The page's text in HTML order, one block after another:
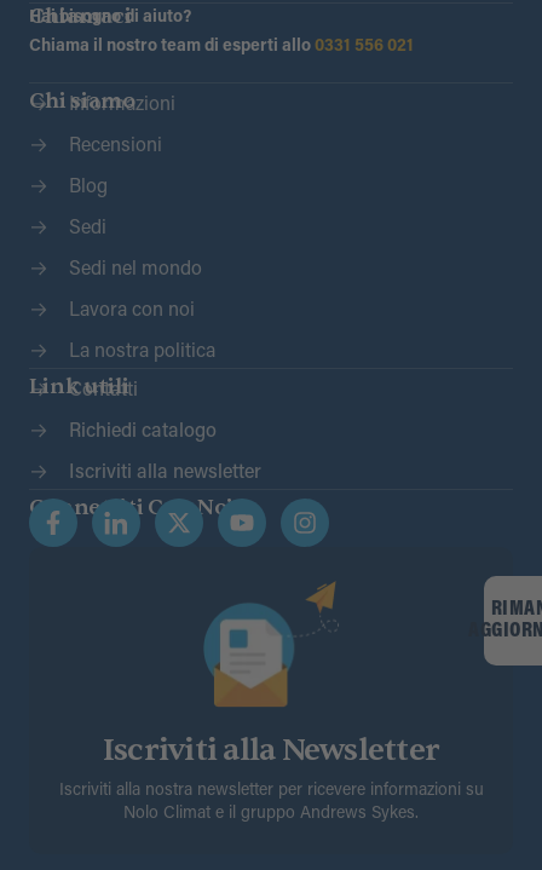
Chiamaci
Hai bisogno di aiuto?
Chiama il nostro team di esperti allo 0331 556 021
Chi siamo
Informazioni
Recensioni
Blog
Sedi
Sedi nel mondo
Lavora con noi
La nostra politica
Link utili
Contatti
Richiedi catalogo
Iscriviti alla newsletter
Connettiti Con Noi
Iscriviti alla Newsletter
Iscriviti alla nostra newsletter per ricevere informazioni su
Nolo Climat e il gruppo Andrews Sykes.